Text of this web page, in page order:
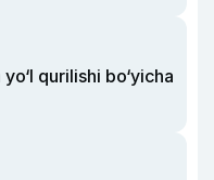
qurilishi bo‘yicha